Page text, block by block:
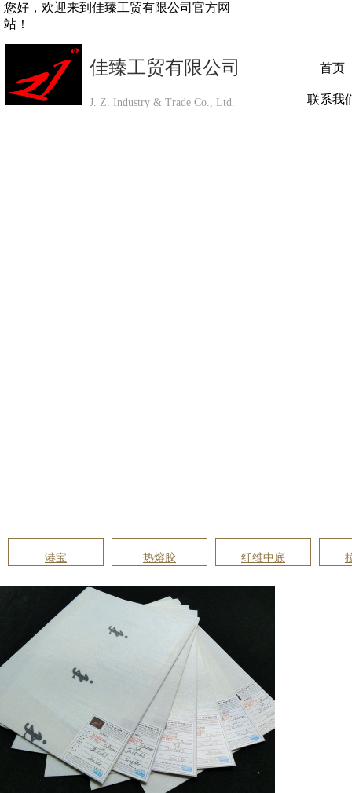
首页
联系我
您好，欢迎来到佳臻工贸有限公司官方网
站！
佳臻工贸有限公司
J. Z. Industry & Trade Co., Ltd.
港宝 热熔胶 纤维中底